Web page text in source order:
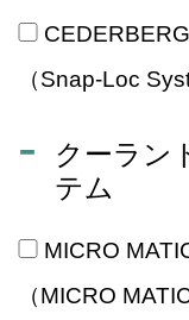
（Snap-Loc
クーラン
テム
MICRO
（MICRO MATIC